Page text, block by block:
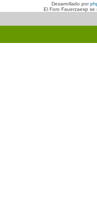
Desarrollado por
El Foro Fauerzaesp